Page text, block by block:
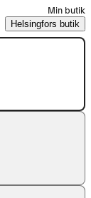
Min butik
Helsingfors butik